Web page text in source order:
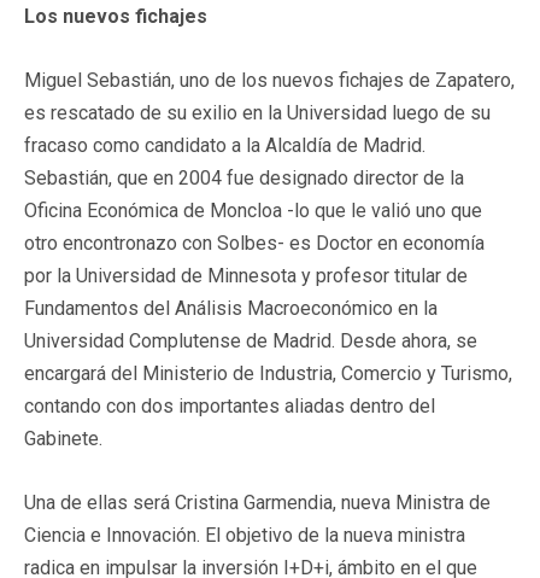
Los nuevos fichajes
Miguel Sebastián, uno de los nuevos fichajes de Zapatero,
es rescatado de su exilio en la Universidad luego de su
fracaso como candidato a la Alcaldía de Madrid.
Sebastián, que en 2004 fue designado director de la
Oficina Económica de Moncloa -lo que le valió uno que
otro encontronazo con Solbes- es Doctor en economía
por la Universidad de Minnesota y profesor titular de
Fundamentos del Análisis Macroeconómico en la
Universidad Complutense de Madrid. Desde ahora, se
encargará del Ministerio de Industria, Comercio y Turismo,
contando con dos importantes aliadas dentro del
Gabinete.
Una de ellas será Cristina Garmendia, nueva Ministra de
Ciencia e Innovación. El objetivo de la nueva ministra
radica en impulsar la inversión I+D+i, ámbito en el que